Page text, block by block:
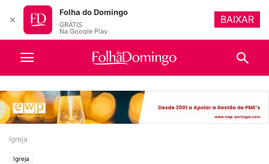
Igreja
Igreja
✕
Folha do Domingo
GRÁTIS
Na Google Play
BAIXAR